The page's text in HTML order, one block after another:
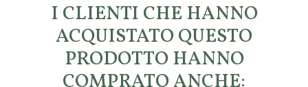
I CLIENTI CHE HANNO
ACQUISTATO QUESTO
PRODOTTO HANNO